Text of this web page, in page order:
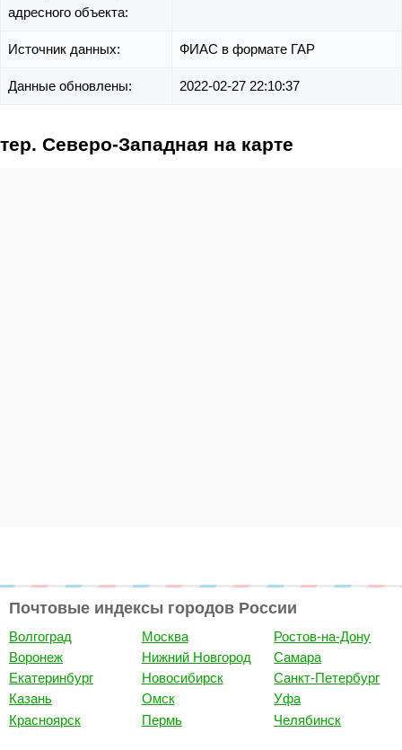
адресного объекта:
Источник данных: ФИАС в формате ГАР
Данные обновлены: 2022-02-27 22:10:37
тер. Северо-Западная на карте
Почтовые индексы городов России
Волгоград
Воронеж
Екатеринбург
Казань
Красноярск
Москва
Нижний Новгород
Новосибирск
Омск
Пермь
Ростов-на-Дону
Самара
Санкт-Петербург
Уфа
Челябинск